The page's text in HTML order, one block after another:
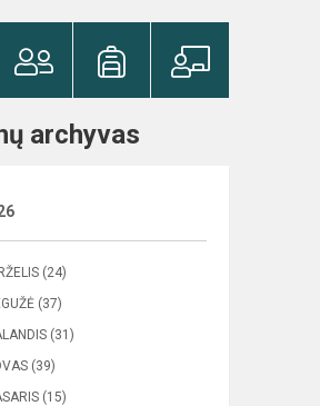
archyvas
(24)
(37)
(31)
(39)
(15)